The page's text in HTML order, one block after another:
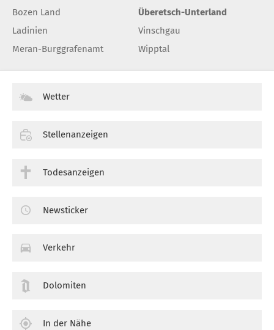
Bozen Land
Ladinien
Meran-Burggrafenamt
Überetsch-Unterland
Vinschgau
Wipptal
Wetter
Stellenanzeigen
Todesanzeigen
Newsticker
Verkehr
Dolomiten
In der Nähe